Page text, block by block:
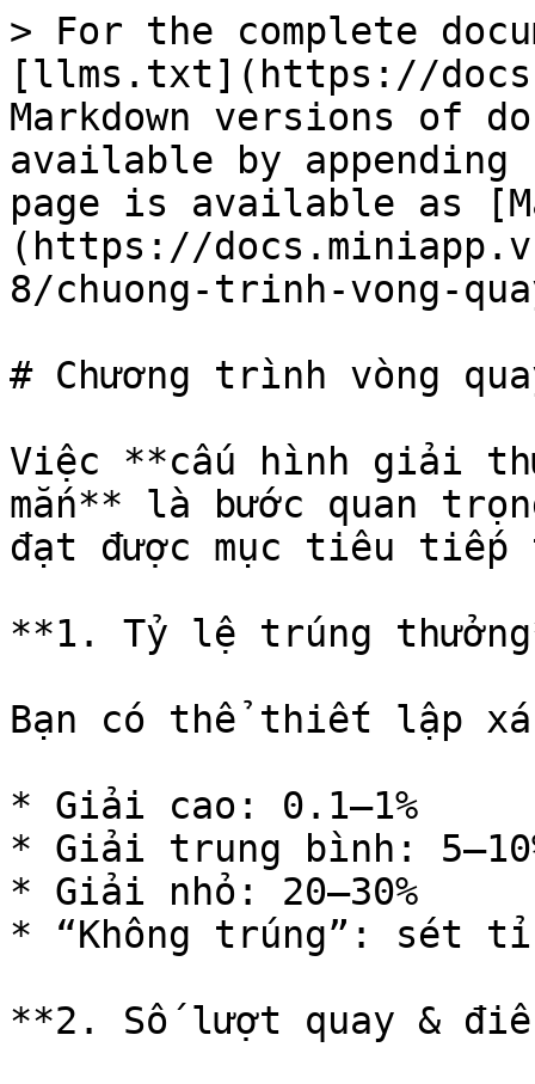
> For the complete
[llms.txt](https://
Markdown versions of
available by
page is available as
(https://
8/chuong-trinh-vong-
# Chương trình vòng
Việc **cấu hình giải
mắn** là bước quan
đạt được mục tiêu
**1. Tỷ lệ trúng
Bạn có thể thiết lập
* Giải cao: 0.1–1%
* Giải trung bình:
* Giải nhỏ: 20–30%
* “Không trúng”: sét tỉ
**2. Số lượt quay &